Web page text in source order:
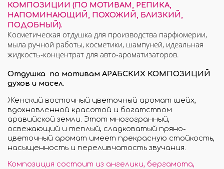
КОМПОЗИЦИИ (ПО МОТИВАМ, РЕПИКА,
НАПОМИНАЮЩИЙ, ПОХОЖИЙ, БЛИЗКИЙ,
ПОДОБНЫЙ).
Косметическая отдушка для производства парфюмерии,
мыла ручной работы, косметики, шампуней, идеальная
жидкость-концентрат для авто-ароматизаторов.
Отдушка по мотивам АРАБСКИХ КОМПОЗИЦИЙ
духов и масел.
Женский восточный цветочный аромат шейх,
вдохновленной красотой и богатством
аравийской земли. Этот многогранный,
освежающий и теплый, сладковатый пряно-
цветочный аромат имеет прекрасную стойкость,
насыщенность и переливчатость звучания.
Композиция состоит из ангелики, бергамота,